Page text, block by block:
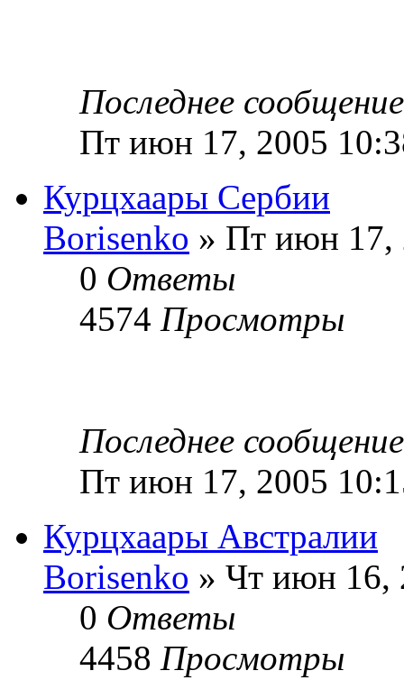
Последнее
Пт июн 17, 2005
Курцхаары Сербии
Borisenko » Пт июн 17,
0 Ответы
4574 Просмотры
Последнее
Пт июн 17, 2005
Курцхаары Австралии
Borisenko » Чт июн 16,
0 Ответы
4458 Просмотры